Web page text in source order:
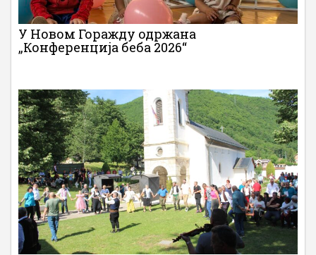
У Новом Горажду одржана
„Конференција беба 2026“